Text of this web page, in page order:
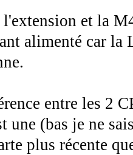
l'extension et la
alimenté car la
entre les 2
une (bas je ne
plus récente